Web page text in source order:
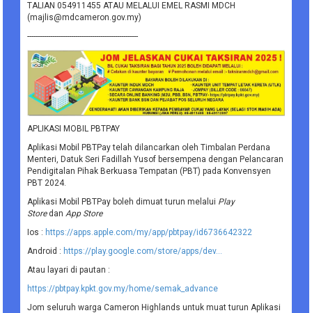
TALIAN 054911455 ATAU MELALUI EMEL RASMI MDCH
(majlis@mdcameron.gov.my)
-----------------------------------------------------
APLIKASI MOBIL PBTPAY
Aplikasi Mobil PBTPay telah dilancarkan oleh Timbalan Perdana
Menteri, Datuk Seri Fadillah Yusof bersempena dengan Pelancaran
Pendigitalan Pihak Berkuasa Tempatan (PBT) pada Konvensyen
PBT 2024.
Aplikasi Mobil PBTPay boleh dimuat turun melalui Play
Store dan App Store
Ios : https://apps.apple.com/my/app/pbtpay/id6736642322
Android : https://play.google.com/store/apps/dev...
Atau layari di pautan :
https://pbtpay.kpkt.gov.my/home/semak_advance
Jom seluruh warga Cameron Highlands untuk muat turun Aplikasi